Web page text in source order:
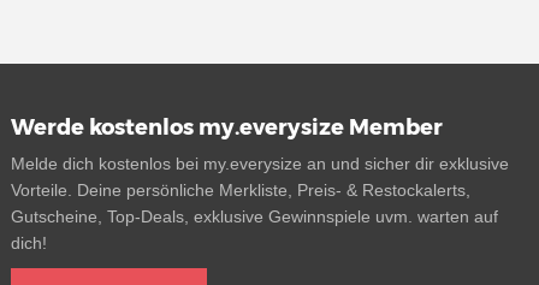
Werde kostenlos my.everysize Member
Melde dich kostenlos bei my.everysize an und sicher dir exklusive
Vorteile. Deine persönliche Merkliste, Preis- & Restockalerts,
Gutscheine, Top-Deals, exklusive Gewinnspiele uvm. warten auf
dich!